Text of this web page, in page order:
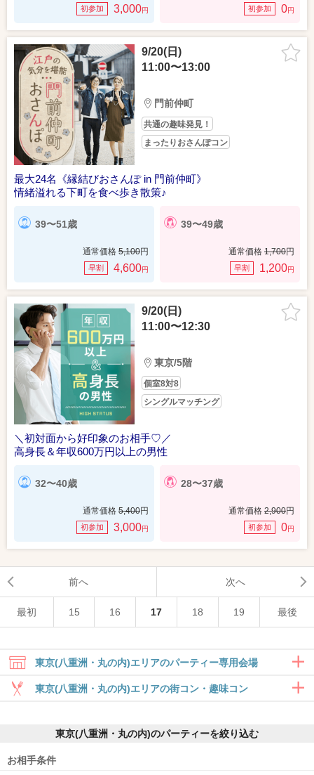
初参加 3,000円 初参加 0円
9/20(日)
11:00〜13:00
門前仲町
共通の趣味発見！
まったりおさんぽコン
最大24名《縁結びおさんぽ in 門前仲町》
情緒溢れる下町を食べ歩き散策♪
39〜51歳
通常価格 5,100円
早割 4,600円
39〜49歳
通常価格 1,700円
早割 1,200円
9/20(日)
11:00〜12:30
東京/5階
個室8対8
シングルマッチング
＼初対面から好印象のお相手♡／
高身長＆年収600万円以上の男性
32〜40歳
通常価格 5,400円
初参加 3,000円
28〜37歳
通常価格 2,900円
初参加 0円
前へ 次へ
最初 15 16 17 18 19 最後
東京(八重洲・丸の内)エリアのパーティー専用会場
東京ラウンジ5F
東京(八重洲・丸の内)エリアの街コン・趣味コン
6対6～｜食事・ドリンク付きグループト
東京(八重洲・丸の内)のパーティーを絞り込む
お相手条件